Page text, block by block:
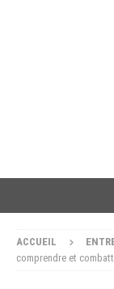
ACCUEIL
comprendre et